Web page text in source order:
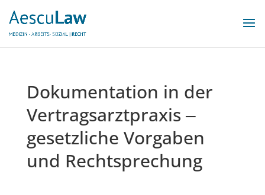
Dokumentation in der
Vertragsarztpraxis ‒
gesetzliche Vorgaben
und Rechtsprechung